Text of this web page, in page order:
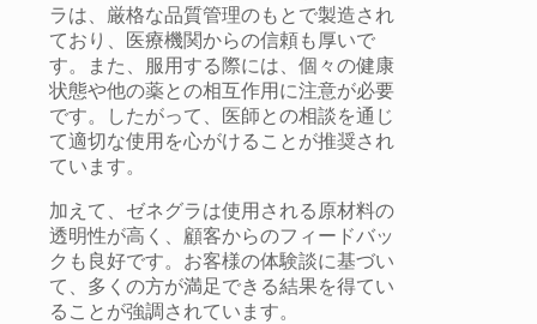
ラは、厳格な品質管理のもとで製造され
ており、医療機関からの信頼も厚いで
す。また、服用する際には、個々の健康
状態や他の薬との相互作用に注意が必要
です。したがって、医師との相談を通じ
て適切な使用を心がけることが推奨され
ています。
加えて、ゼネグラは使用される原材料の
透明性が高く、顧客からのフィードバッ
クも良好です。お客様の体験談に基づい
て、多くの方が満足できる結果を得てい
ることが強調されています。